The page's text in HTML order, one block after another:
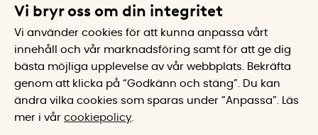
Vi bryr oss om din integritet
Vi använder cookies för att kunna anpassa vårt
innehåll och vår marknadsföring samt för att ge dig
bästa möjliga upplevelse av vår webbplats.
Bekräfta
genom att klicka på “Godkänn och stäng”. Du kan
ändra vilka cookies som sparas under ”Anpassa”.
Läs
mer i vår cookiepolicy